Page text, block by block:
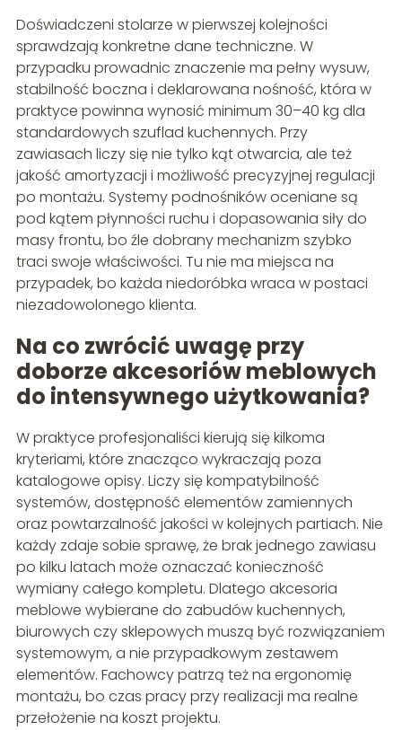
Doświadczeni stolarze w pierwszej kolejności
sprawdzają konkretne dane techniczne. W
przypadku prowadnic znaczenie ma pełny wysuw,
stabilność boczna i deklarowana nośność, która w
praktyce powinna wynosić minimum 30–40 kg dla
standardowych szuflad kuchennych. Przy
zawiasach liczy się nie tylko kąt otwarcia, ale też
jakość amortyzacji i możliwość precyzyjnej regulacji
po montażu. Systemy podnośników oceniane są
pod kątem płynności ruchu i dopasowania siły do
masy frontu, bo źle dobrany mechanizm szybko
traci swoje właściwości. Tu nie ma miejsca na
przypadek, bo każda niedoróbka wraca w postaci
niezadowolonego klienta.
Na co zwrócić uwagę przy
doborze akcesoriów meblowych
do intensywnego użytkowania?
W praktyce profesjonaliści kierują się kilkoma
kryteriami, które znacząco wykraczają poza
katalogowe opisy. Liczy się kompatybilność
systemów, dostępność elementów zamiennych
oraz powtarzalność jakości w kolejnych partiach. Nie
każdy zdaje sobie sprawę, że brak jednego zawiasu
po kilku latach może oznaczać konieczność
wymiany całego kompletu. Dlatego akcesoria
meblowe wybierane do zabudów kuchennych,
biurowych czy sklepowych muszą być rozwiązaniem
systemowym, a nie przypadkowym zestawem
elementów. Fachowcy patrzą też na ergonomię
montażu, bo czas pracy przy realizacji ma realne
przełożenie na koszt projektu.